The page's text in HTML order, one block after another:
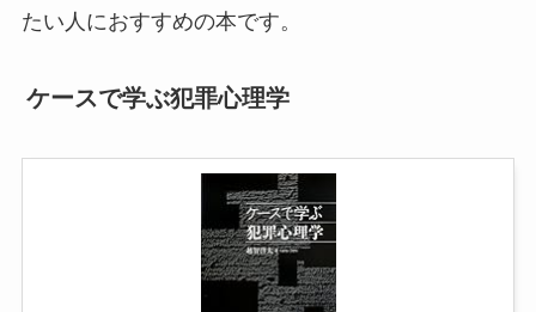
たい人におすすめの本です。
ケースで学ぶ犯罪心理学